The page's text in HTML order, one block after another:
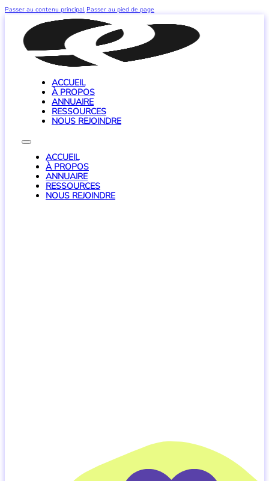
Passer au contenu principal Passer au pied de page
ACCUEIL
À PROPOS
ANNUAIRE
RESSOURCES
NOUS REJOINDRE
ACCUEIL
À PROPOS
ANNUAIRE
RESSOURCES
NOUS REJOINDRE